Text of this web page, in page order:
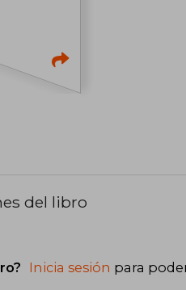
del libro
Inicia sesión para